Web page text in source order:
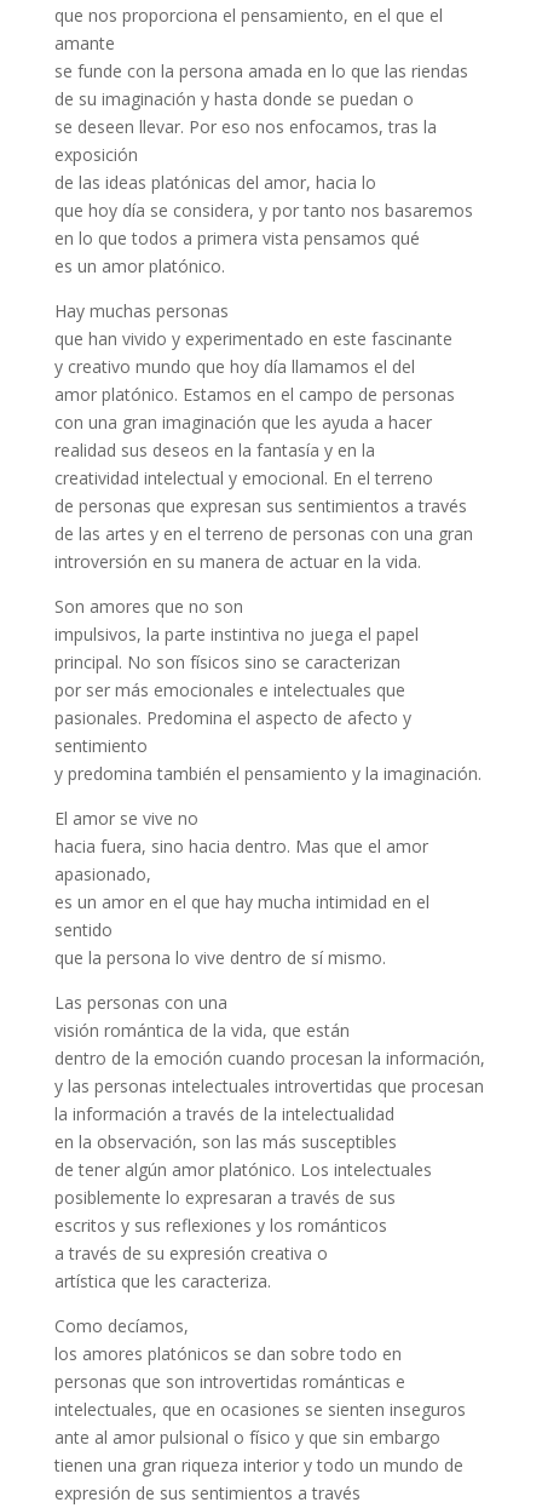
que nos proporciona el pensamiento, en el que el
amante
se funde con la persona amada en lo que las riendas
de su imaginación y hasta donde se puedan o
se deseen llevar. Por eso nos enfocamos, tras la
exposición
de las ideas platónicas del amor, hacia lo
que hoy día se considera, y por tanto nos basaremos
en lo que todos a primera vista pensamos qué
es un amor platónico.
Hay muchas personas
que han vivido y experimentado en este fascinante
y creativo mundo que hoy día llamamos el del
amor platónico. Estamos en el campo de personas
con una gran imaginación que les ayuda a hacer
realidad sus deseos en la fantasía y en la
creatividad intelectual y emocional. En el terreno
de personas que expresan sus sentimientos a través
de las artes y en el terreno de personas con una gran
introversión en su manera de actuar en la vida.
Son amores que no son
impulsivos, la parte instintiva no juega el papel
principal. No son físicos sino se caracterizan
por ser más emocionales e intelectuales que
pasionales. Predomina el aspecto de afecto y
sentimiento
y predomina también el pensamiento y la imaginación.
El amor se vive no
hacia fuera, sino hacia dentro. Mas que el amor
apasionado,
es un amor en el que hay mucha intimidad en el
sentido
que la persona lo vive dentro de sí mismo.
Las personas con una
visión romántica de la vida, que están
dentro de la emoción cuando procesan la información,
y las personas intelectuales introvertidas que procesan
la información a través de la intelectualidad
en la observación, son las más susceptibles
de tener algún amor platónico. Los intelectuales
posiblemente lo expresaran a través de sus
escritos y sus reflexiones y los románticos
a través de su expresión creativa o
artística que les caracteriza.
Como decíamos,
los amores platónicos se dan sobre todo en
personas que son introvertidas románticas e
intelectuales, que en ocasiones se sienten inseguros
ante al amor pulsional o físico y que sin embargo
tienen una gran riqueza interior y todo un mundo de
expresión de sus sentimientos a través